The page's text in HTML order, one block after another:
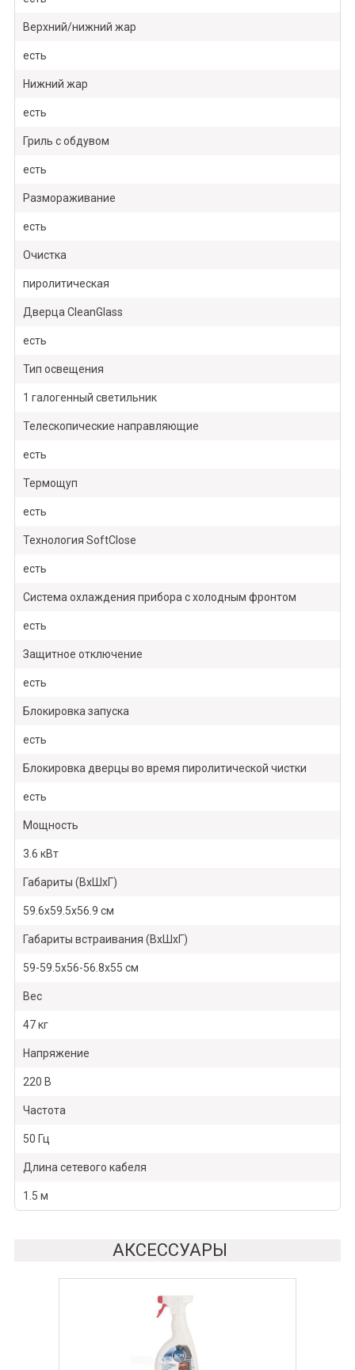
Верхний/нижний жар
есть
Нижний жар
есть
Гриль с обдувом
есть
Размораживание
есть
Очистка
пиролитическая
Дверца CleanGlass
есть
Тип освещения
1 галогенный светильник
Телескопические направляющие
есть
Термощуп
есть
Технология SoftClose
есть
Система охлаждения прибора с холодным фронтом
есть
Защитное отключение
есть
Блокировка запуска
есть
Блокировка дверцы во время пиролитической чистки
есть
Мощность
3.6 кВт
Габариты (ВхШхГ)
59.6х59.5х56.9 см
Габариты встраивания (ВхШхГ)
59-59.5х56-56.8х55 см
Вес
47 кг
Напряжение
220 В
Частота
50 Гц
Длина сетевого кабеля
1.5 м
АКСЕССУАРЫ